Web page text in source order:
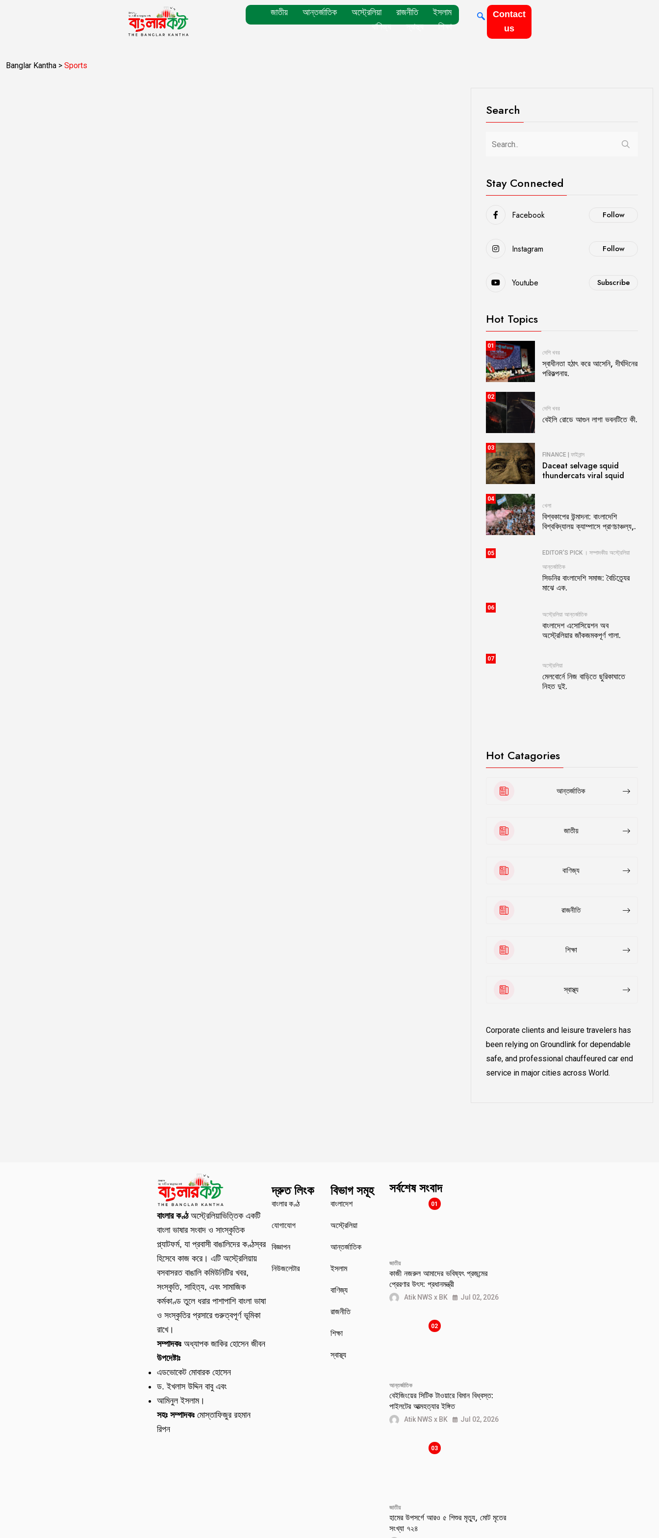
জাতীয় আন্তর্জাতিক অস্ট্রেলিয়া রাজনীতি
ইসলাম
বাণিজ্য
স্বাস্থ্য শিক্ষা
Contact
us
Banglar Kantha > Sports
Search
Stay Connected
Facebook Follow
Instagram Follow
Youtube Subscribe
Hot Topics
01
দেশি খবর
স্বাধীনতা হঠাৎ করে আসেনি, দীর্ঘদিনের
পরিকল্পনায়.
02
দেশি খবর
বেইলি রোডে আগুন লাগা ভবনটিতে কী.
03
FINANCE | ফাইনান্স
Daceat selvage squid
thundercats viral squid
04
খেলা
বিশ্বকাপের উন্মাদনা: বাংলাদেশি
বিশ্ববিদ্যালয় ক্যাম্পাসে প্রাণচাঞ্চল্য,.
05 EDITOR'S PICK । সম্পাদকীয় অস্ট্রেলিয়া
আন্তর্জাতিক
সিডনির বাংলাদেশি সমাজ: বৈচিত্র্যের
মাঝে এক.
06
অস্ট্রেলিয়া আন্তর্জাতিক
বাংলাদেশ এসোসিয়েশন অব
অস্ট্রেলিয়ার জাঁকজমকপূর্ণ গালা.
07
অস্ট্রেলিয়া
মেলবোর্নে নিজ বাড়িতে ছুরিকাঘাতে
নিহত দুই.
Hot Catagories
আন্তর্জাতিক
জাতীয়
বাণিজ্য
রাজনীতি
শিক্ষা
স্বাস্থ্য
Corporate clients and leisure travelers has
been relying on Groundlink for dependable
safe, and professional chauffeured car end
service in major cities across World.
বাংলার কণ্ঠঅস্ট্রেলিয়াভিত্তিক একটি
বাংলা ভাষার সংবাদ ও সাংস্কৃতিক
প্ল্যাটফর্ম, যা প্রবাসী বাঙালিদের কণ্ঠস্বর
হিসেবে কাজ করে। এটি অস্ট্রেলিয়ায়
বসবাসরত বাঙালি কমিউনিটির খবর,
সংস্কৃতি, সাহিত্য, এবং সামাজিক
কর্মকাণ্ড তুলে ধরার পাশাপাশি বাংলা ভাষা
ও সংস্কৃতির প্রসারে গুরুত্বপূর্ণ ভূমিকা
রাখে।
সম্পাদকঃ অধ্যাপক জাকির হোসেন জীবন
উপদেষ্টাঃ
এডভোকেট মোবারক হোসেন
ড. ইখলাস উদ্দিন বাবু এবং
আমিনুল ইসলাম।
সহঃ সম্পাদকঃ মোস্তাফিজুর রহমান
রিপন
দ্রুত লিংক
বাংলার কণ্ঠ
যোগাযোগ
বিজ্ঞাপন
নিউজলেটার
বিভাগ সমূহ
বাংলাদেশ
অস্ট্রেলিয়া
আন্তর্জাতিক
ইসলাম
বাণিজ্য
রাজনীতি
শিক্ষা
স্বাস্থ্য
সর্বশেষ সংবাদ
01
জাতীয়
কাজী নজরুল আমাদের ভবিষ্যৎ প্রজন্মের
প্রেরণার উৎস: প্রধানমন্ত্রী
Atik NWS x BK Jul 02, 2026
02
আন্তর্জাতিক
বেইজিংয়ের সিটিক টাওয়ারে বিমান বিধ্বস্ত:
পাইলটের আত্মহত্যার ইঙ্গিত
Atik NWS x BK Jul 02, 2026
03
জাতীয়
হামের উপসর্গে আরও ৫ শিশুর মৃত্যু, মোট মৃতের
সংখ্যা ৭২৪